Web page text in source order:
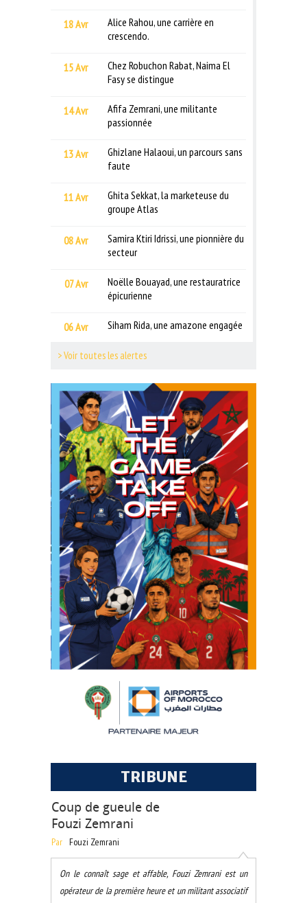
18 Avr
Alice Rahou, une carrière en
crescendo.
15 Avr
Chez Robuchon Rabat, Naima El
Fasy se distingue
14 Avr
Afifa Zemrani, une militante
passionnée
13 Avr
Ghizlane Halaoui, un parcours sans
faute
11 Avr
Ghita Sekkat, la marketeuse du
groupe Atlas
08 Avr
Samira Ktiri Idrissi, une pionnière du
secteur
07 Avr
Noëlle Bouayad, une restauratrice
épicurienne
06 Avr Siham Rida, une amazone engagée
> Voir toutes les alertes
TRIBUNE
Coup de gueule de
Fouzi Zemrani
Par Fouzi Zemrani
On le connaît sage et affable, Fouzi Zemrani est un
opérateur de la première heure et un militant associatif